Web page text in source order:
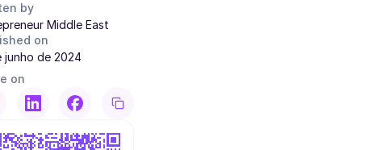
by
Middle East
on
junho de 2024
on